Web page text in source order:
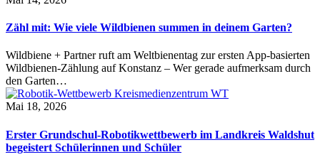
Zähl mit: Wie viele Wildbienen summen in deinem Garten?
Wildbiene + Partner ruft am Weltbienentag zur ersten App-basierten
Wildbienen-Zählung auf Konstanz – Wer gerade aufmerksam durch
den Garten…
Mai 18, 2026
Erster Grundschul-Robotikwettbewerb im Landkreis Waldshut
begeistert Schülerinnen und Schüler